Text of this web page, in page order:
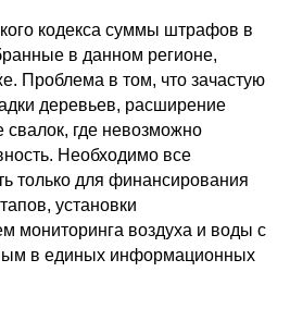
кодекса суммы штрафов в
в данном регионе,
Проблема в том, что зачастую
деревьев, расширение
свалок, где невозможно
Необходимо все
только для финансирования
установки
мониторинга воздуха и воды с
в единых информационных